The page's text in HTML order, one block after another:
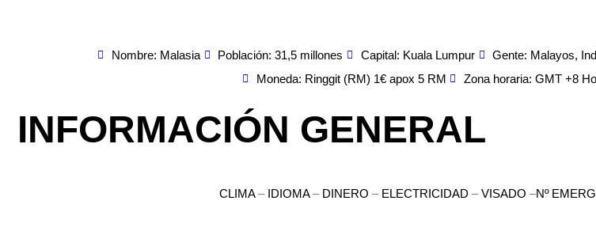
Nombre: Malasia Población: 31,5 millones Capital: Kuala Lumpur Gente: Malayos,
Moneda: Ringgit (RM) 1€ apox 5 RM
Zona horaria: GMT +8
INFORMACIÓN GENERAL
CLIMA– IDIOMA– DINERO – ELECTRICIDAD –VISADO –Nº